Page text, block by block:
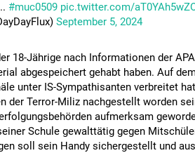
#muc0509 pic.twitter.com/
September 5, 2024
18-Jährige nach Informationen der
abgespeichert gehabt haben. Auf
unter IS-Sympathisanten verbreitet
der Terror-Miliz nachgestellt worden
aufmerksam
Schule gewalttätig gegen
soll sein Handy sichergestellt und